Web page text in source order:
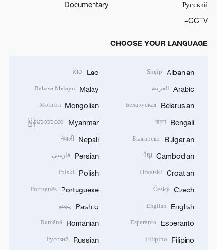
Русский
Documentary
CCTV+
CHOOSE YOUR LANGUAGE
Albanian
Shqip
Arabic العربية
Belarusian
Беларуская
Bengali
বাংলা
Bulgarian
Български
Cambodian
ខ្មែរ
Croatian
Hrvatski
Czech
Český
English
English
Esperanto
Esperanto
Filipino
Filipino
Lao
ລາວ
Malay
Bahasa Melayu
Mongolian
Монгол
Myanmar
မြန်မာဘာသာ
Nepali
नेपाली
Persian فارسی
Polish
Polski
Portuguese
Português
Pashto پښتو
Romanian
Română
Russian
Русский